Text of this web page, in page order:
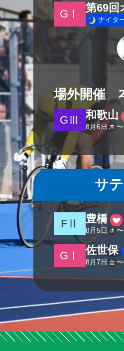
GⅠ 第69回
ナイタ
場外開催
GⅢ 和歌山
8月6日 木 〜
サ
FⅡ 豊橋
8 月5日 水 〜
GⅠ 佐世保
8 月7日 金 〜